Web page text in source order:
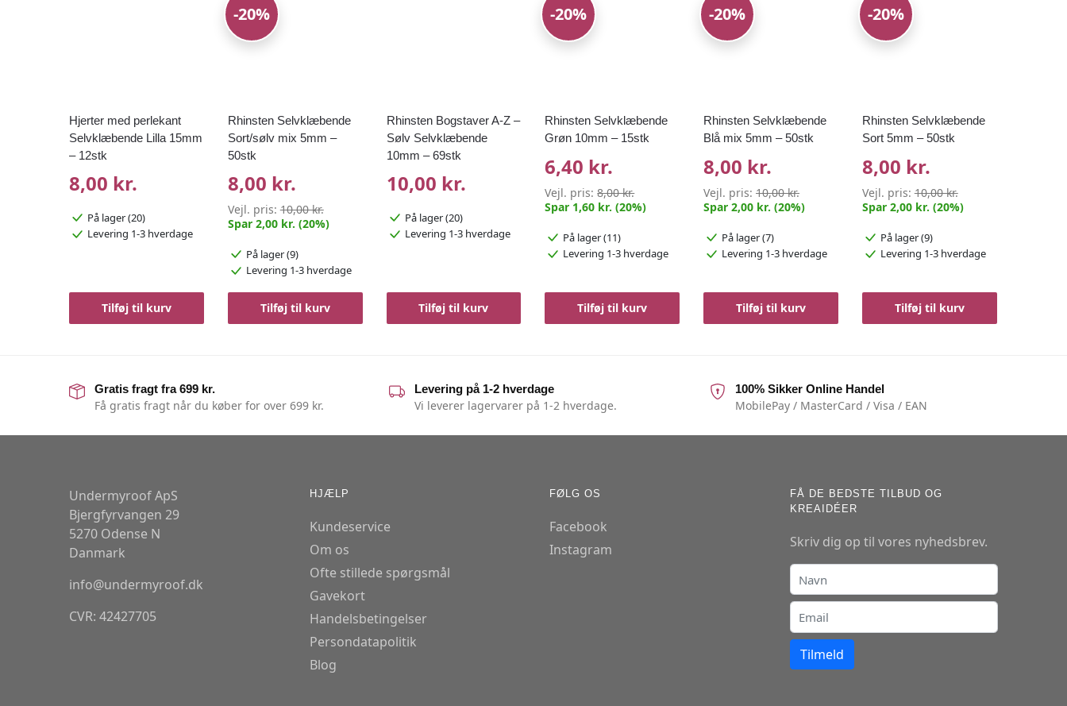
Hjerter med perlekant
Selvklæbende Lilla 15mm
– 12stk
8,00 kr.
På lager (20)
Levering 1-3 hverdage
Tilføj til kurv
-20%
Rhinsten Selvklæbende
Sort/sølv mix 5mm –
50stk
8,00 kr.
Vejl. pris:10,00 kr.
Spar 2,00 kr. (20%)
På lager (9)
Levering 1-3 hverdage
Tilføj til kurv
Rhinsten Bogstaver A-Z –
Sølv Selvklæbende
10mm – 69stk
10,00 kr.
På lager (20)
Levering 1-3 hverdage
Tilføj til kurv
-20%
Rhinsten Selvklæbende
Grøn 10mm – 15stk
6,40 kr.
Vejl. pris:8,00 kr.
Spar 1,60 kr. (20%)
På lager (11)
Levering 1-3 hverdage
Tilføj til kurv
-20%
Rhinsten Selvklæbende
Blå mix 5mm – 50stk
8,00 kr.
Vejl. pris:10,00 kr.
Spar 2,00 kr. (20%)
På lager (7)
Levering 1-3 hverdage
Tilføj til kurv
-20%
Rhinsten Selvklæbende
Sort 5mm – 50stk
8,00 kr.
Vejl. pris:10,00 kr.
Spar 2,00 kr. (20%)
På lager (9)
Levering 1-3 hverdage
Tilføj til kurv
Gratis fragt fra 699 kr.
Få gratis fragt når du køber for over 699 kr.
Levering på 1-2 hverdage
Vi leverer lagervarer på 1-2 hverdage.
100% Sikker Online Handel
MobilePay / MasterCard / Visa / EAN
Undermyroof ApS
Bjergfyrvangen 29
5270 Odense N
Danmark
info@undermyroof.dk
CVR: 42427705
HJÆLP
Kundeservice
Om os
Ofte stillede spørgsmål
Gavekort
Handelsbetingelser
Persondatapolitik
Blog
FØLG OS
Facebook
Instagram
FÅ DE BEDSTE TILBUD OG
KREAIDÉER
Skriv dig op til vores nyhedsbrev.
Tilmeld